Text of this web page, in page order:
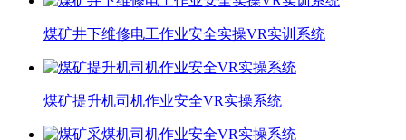
煤矿井下维修电工作业安全实操VR实训系统
煤矿提升机司机作业安全VR实操系统